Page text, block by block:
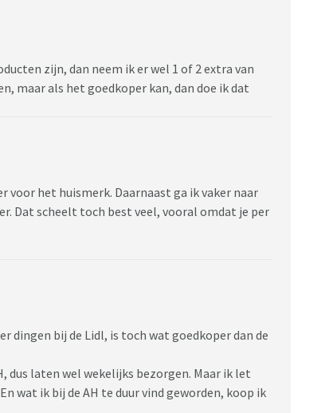
zijn, dan neem ik er wel 1 of 2 extra van
maar als het goedkoper kan, dan doe ik dat
voor het huismerk. Daarnaast ga ik vaker naar
Dat scheelt toch best veel, vooral omdat je per
dingen bij de Lidl, is toch wat goedkoper dan de
dus laten wel wekelijks bezorgen. Maar ik let
wat ik bij de AH te duur vind geworden, koop ik